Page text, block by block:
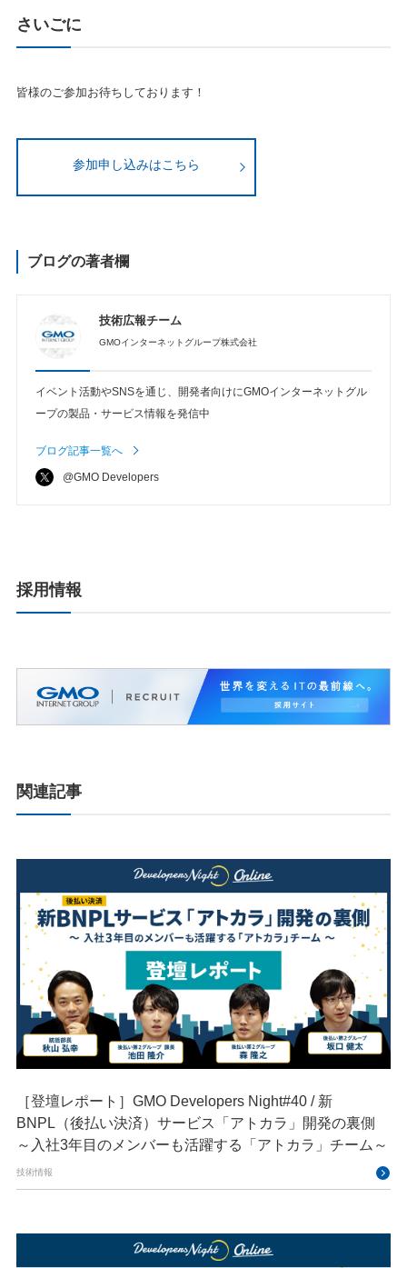
さいごに
皆様のご参加お待ちしております！
参加申し込みはこちら
ブログの著者欄
技術広報チーム
GMOインターネットグループ株式会社
イベント活動やSNSを通じ、開発者向けにGMOインターネットグル
ープの製品・サービス情報を発信中
ブログ記事一覧へ
@GMO Developers
採用情報
関連記事
［登壇レポート］GMO Developers Night#40 / 新
BNPL（後払い決済）サービス「アトカラ」開発の裏側
～入社3年目のメンバーも活躍する「アトカラ」チーム～​​
技術情報